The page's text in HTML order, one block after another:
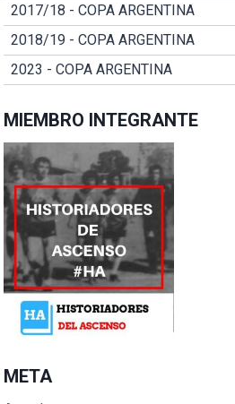
2017/18 - COPA ARGENTINA
2018/19 - COPA ARGENTINA
2023 - COPA ARGENTINA
MIEMBRO INTEGRANTE
META